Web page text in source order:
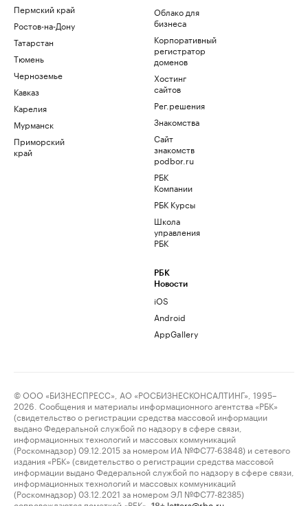
Пермский край
Ростов-на-Дону
Татарстан
Тюмень
Черноземье
Кавказ
Карелия
Мурманск
Приморский
край
Облако для
бизнеса
Корпоративный
регистратор
доменов
Хостинг
сайтов
Рег.решения
Знакомства
Сайт
знакомств
podbor.ru
РБК
Компании
РБК Курсы
Школа
управления
РБК
РБК
Новости
iOS
Android
AppGallery
© ООО «БИЗНЕСПРЕСС», АО «РОСБИЗНЕСКОНСАЛТИНГ», 1995–
2026. Сообщения и материалы информационного агентства «РБК»
(свидетельство о регистрации средства массовой информации
выдано Федеральной службой по надзору в сфере связи,
информационных технологий и массовых коммуникаций
(Роскомнадзор) 09.12.2015 за номером ИА №ФС77-63848) и сетевого
издания «РБК» (свидетельство о регистрации средства массовой
информации выдано Федеральной службой по надзору в сфере связи,
информационных технологий и массовых коммуникаций
(Роскомнадзор) 03.12.2021 за номером ЭЛ №ФС77-82385)